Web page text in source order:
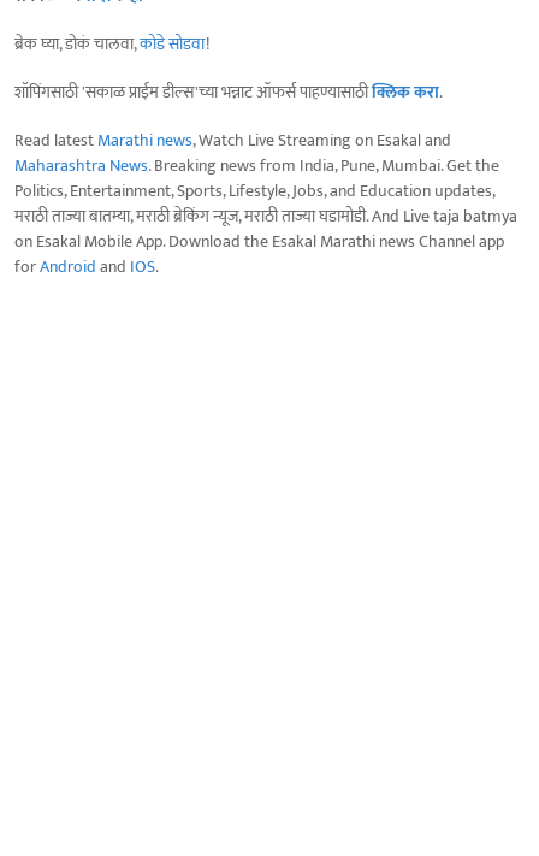
ब्रेक घ्या, डोकं चालवा,कोडे सोडवा!
शॉपिंगसाठी 'सकाळ प्राईम डील्स'च्या भन्नाट ऑफर्स पाहण्यासाठीक्लिक करा.
Read latestMarathi news, Watch Live Streaming on Esakal and
Maharashtra News. Breaking news from India, Pune, Mumbai. Get the
Politics, Entertainment, Sports, Lifestyle, Jobs, and Education updates,
मराठी ताज्या बातम्या, मराठी ब्रेकिंग न्यूज, मराठी ताज्या घडामोडी. And Live taja batmya
on Esakal Mobile App. Download the Esakal Marathi news Channel app
forAndroidand IOS.